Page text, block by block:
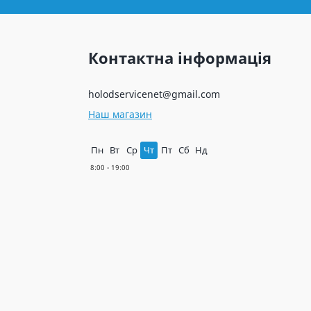
Контактна інформація
holodservicenet@gmail.com
Наш магазин
Пн Вт Ср Чт Пт Сб Нд